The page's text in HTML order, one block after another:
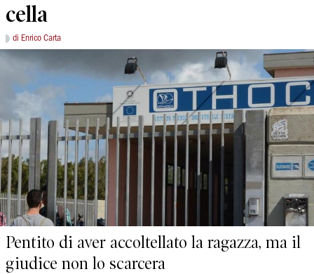
cella
di Enrico Carta
Pentito di aver accoltellato la ragazza, ma il
giudice non lo scarcera